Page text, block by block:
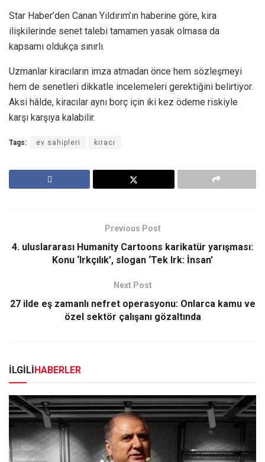
Star Haber’den Canan Yıldırım’ın haberine göre, kira
ilişkilerinde senet talebi tamamen yasak olmasa da
kapsamı oldukça sınırlı.
Uzmanlar kiracıların imza atmadan önce hem sözleşmeyi
hem de senetleri dikkatle incelemeleri gerektiğini belirtiyor.
Aksi hâlde, kiracılar aynı borç için iki kez ödeme riskiyle
karşı karşıya kalabilir.
Tags: ev sahipleri kiracı
Previous Post
4. uluslararası Humanity Cartoons karikatür yarışması:
Konu ‘Irkçılık’, slogan ‘Tek Irk: İnsan’
Next Post
27 ilde eş zamanlı nefret operasyonu: Onlarca kamu ve
özel sektör çalışanı gözaltında
İLGİLİ HABERLER